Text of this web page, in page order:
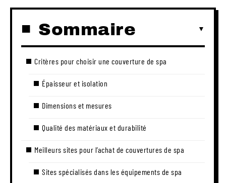
Sommaire
Critères pour choisir une couverture de spa
Épaisseur et isolation
Dimensions et mesures
Qualité des matériaux et durabilité
Meilleurs sites pour l’achat de couvertures de spa
Sites spécialisés dans les équipements de spa